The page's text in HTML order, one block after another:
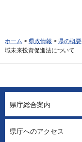
ホーム > 県政情報 > 県の概要
域未来投資促進法について
県庁総合案内
県庁へのアクセス